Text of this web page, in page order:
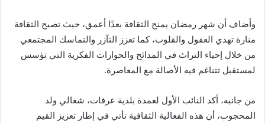
وأضاف أن شهر رمضان يمنح الثقافة بعدًا أعمق، حيث تصبح الثقافة
منارة تهدي العقول والقلوب، كما تعزز التآزر والتماسك المجتمعي
من خلال إحياء التراث في المدائح والحوارات الفكرية التي تؤسس
لمستقبل تتناغم فيه الأصالة مع المعاصرة.
من جانبه، أكد النائب الأول لعمدة بلدية عرفات، شغالي ولد
المحجوب، أن هذه الفعالية الثقافية تأتي في إطار تعزيز القيم